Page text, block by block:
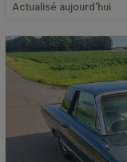
Actualisé aujourd'hui